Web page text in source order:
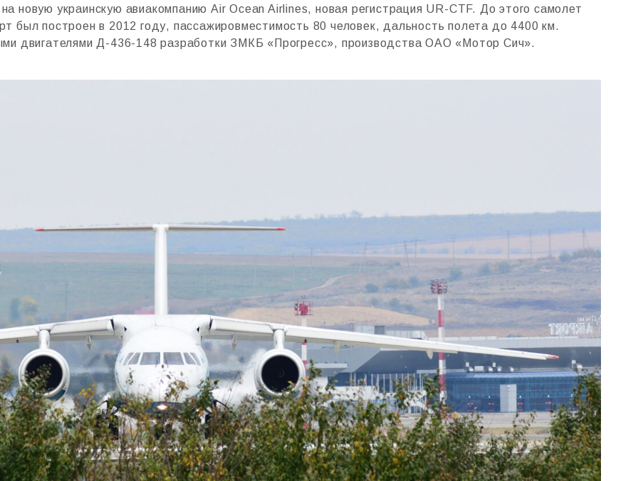
новую украинскую авиакомпанию Air Ocean Airlines, новая регистрация UR-CTF. До этого самолет
был построен в 2012 году, пассажировместимость 80 человек, дальность полета до 4400 км.
двигателями Д-436-148 разработки ЗМКБ «Прогресс», производства ОАО «Мотор Сич».